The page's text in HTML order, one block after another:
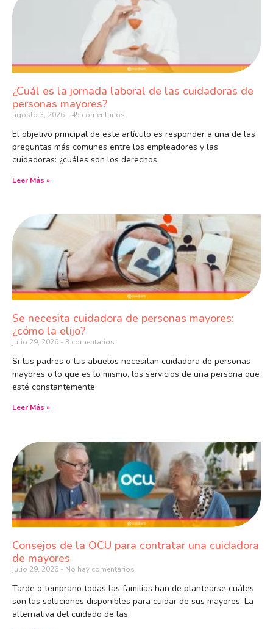
¿Cuál es la jornada laboral de las cuidadoras de
personas mayores?
agosto 3, 2026 45 comentarios
El objetivo principal de este artículo es responder a una de las
preguntas más comunes entre los empleadores y las
cuidadoras: ¿cuáles son los derechos
Leer Más »
Se necesita cuidadora de personas mayores:
¿cómo la elijo?
julio 29, 2026 3 comentarios
Si tus padres o tus abuelos necesitan cuidadora de personas
mayores o lo que es lo mismo, los servicios de una persona que
esté constantemente
Leer Más »
Consejos de la OCU para contratar una cuidadora
de mayores
julio 29, 2026 No hay comentarios
Tarde o temprano todas las familias han de plantearse cuáles
son las soluciones disponibles para cuidar de sus mayores. La
alternativa del cuidado de las